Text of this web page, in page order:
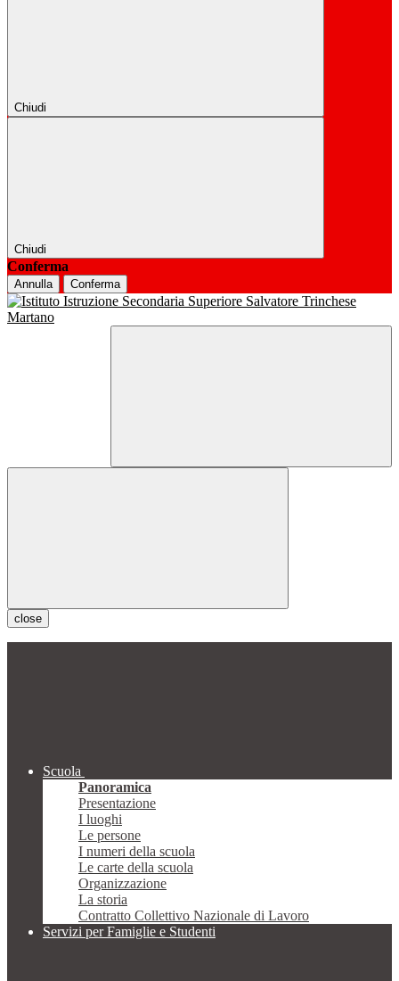
Chiudi
Chiudi
Conferma
Annulla Conferma
close
Scuola
Panoramica
Presentazione
I luoghi
Le persone
I numeri della scuola
Le carte della scuola
Organizzazione
La storia
Contratto Collettivo Nazionale di Lavoro
Servizi per Famiglie e Studenti